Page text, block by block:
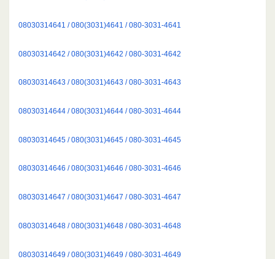
08030314641 / 080(3031)4641 / 080-3031-4641
08030314642 / 080(3031)4642 / 080-3031-4642
08030314643 / 080(3031)4643 / 080-3031-4643
08030314644 / 080(3031)4644 / 080-3031-4644
08030314645 / 080(3031)4645 / 080-3031-4645
08030314646 / 080(3031)4646 / 080-3031-4646
08030314647 / 080(3031)4647 / 080-3031-4647
08030314648 / 080(3031)4648 / 080-3031-4648
08030314649 / 080(3031)4649 / 080-3031-4649